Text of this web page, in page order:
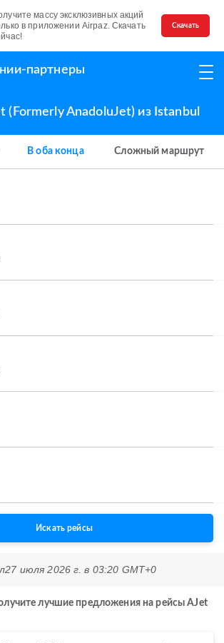
массу эксклюзивных акций
в приложении Airpaz. Скачать
Скачать
партнеры
(Formerly AnadoluJet) из Istanbul
В оба конца Сложный маршрут
Искать рейсы
27 июля 2026 г. в 03:20 GMT+0
лучшие предложения на рейсы AJet